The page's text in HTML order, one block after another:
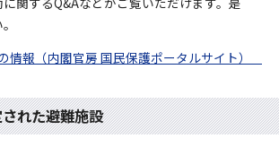
情報（内閣官房 国民保護ポータルサイト）
れた避難施設